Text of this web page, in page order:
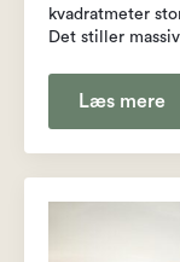
kvadratmeter
Det stiller
Læs mere